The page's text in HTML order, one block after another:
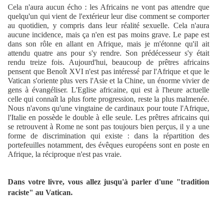
Cela n'aura aucun écho : les Africains ne vont pas attendre que
quelqu'un qui vient de l'extérieur leur dise comment se comporter
au quotidien, y compris dans leur réalité sexuelle. Cela n'aura
aucune incidence, mais ça n'en est pas moins grave. Le pape est
dans son rôle en allant en Afrique, mais je m'étonne qu'il ait
attendu quatre ans pour s'y rendre. Son prédécesseur s'y était
rendu treize fois. Aujourd'hui, beaucoup de prêtres africains
pensent que Benoît XVI n'est pas intéressé par l'Afrique et que le
Vatican s'oriente plus vers l'Asie et la Chine, un énorme vivier de
gens à évangéliser. L'Eglise africaine, qui est à l'heure actuelle
celle qui connaît la plus forte progression, reste la plus malmenée.
Nous n'avons qu'une vingtaine de cardinaux pour toute l'Afrique,
l'Italie en possède le double à elle seule. Les prêtres africains qui
se retrouvent à Rome ne sont pas toujours bien perçus, il y a une
forme de discrimination qui existe : dans la répartition des
portefeuilles notamment, des évêques européens sont en poste en
Afrique, la réciproque n'est pas vraie.
Dans votre livre, vous allez jusqu'à parler d'une "tradition
raciste" au Vatican.